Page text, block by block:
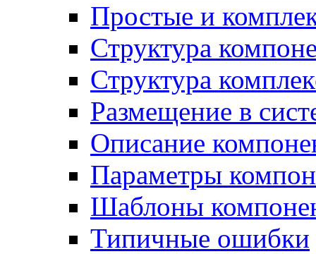
Простые и
Структура
Структура
Размещение в
Описание
Параметры
Шаблоны
Типичные ошибки